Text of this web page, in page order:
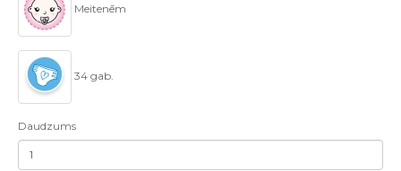
Meitenēm
34 gab.
Daudzums